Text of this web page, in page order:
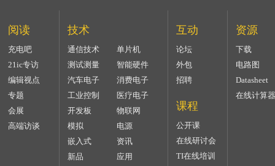
阅读
充电吧
21ic专访
编辑视点
专题
会展
高端访谈
技术
通信技术
单片机
测试测量
智能硬件
汽车电子
消费电子
工业控制
医疗电子
开发板
物联网
模拟
电源
嵌入式
资讯
新品
应用
互动
论坛
外包
招聘
课程
公开课
在线研讨会
TI在线培训
资源
下载
电路图
Datasheet
在线计算器